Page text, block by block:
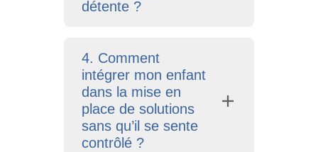
détente ?
4. Comment
intégrer mon enfant
dans la mise en
place de solutions
sans qu’il se sente
contrôlé ?